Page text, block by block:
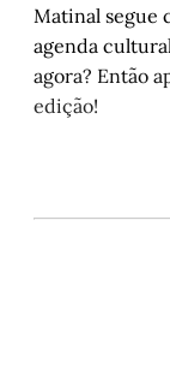
Matinal segue
agenda
agora? Então
edição!